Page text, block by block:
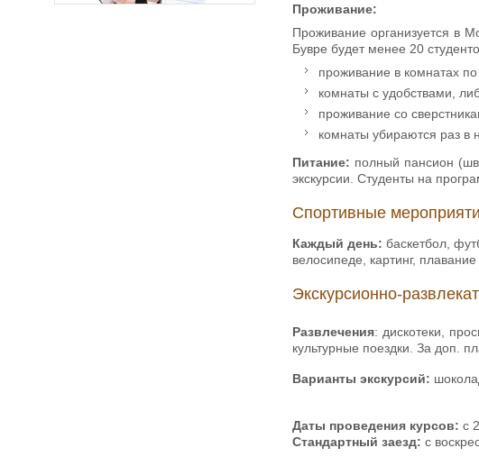
Проживание:
Проживание организуется в
Бувре будет менее 20
проживание в комнатах
комнаты с удобствами,
проживание со
комнаты убираются раз в
Питание: полный пансион
экскурсии. Студенты на
Спортивные
Каждый день: баскетбол,
велосипеде, картинг, плавание
Экскурсионно-
Развлечения: дискотеки,
культурные поездки. За доп.
Варианты экскурсий:
Даты проведения курсов: с
Стандартный заезд: с